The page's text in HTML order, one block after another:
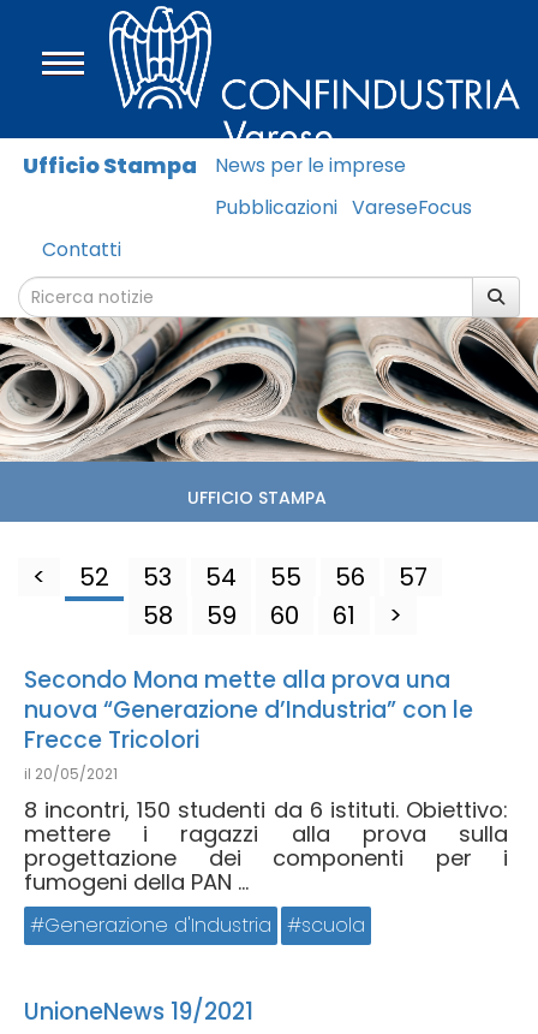
Ufficio Stampa
News per le imprese
Pubblicazioni VareseFocus
Contatti
UFFICIO STAMPA
< 52 53 54 55 56
57
58
59 60 61 >
Secondo Mona mette alla prova una
nuova “Generazione d’Industria” con le
Frecce Tricolori
il 20/05/2021
8 incontri, 150 studenti da 6 istituti. Obiettivo:
mettere i ragazzi alla prova sulla
progettazione dei componenti per i
fumogeni della PAN ...
Generazione d'Industria scuola
UnioneNews 19/2021